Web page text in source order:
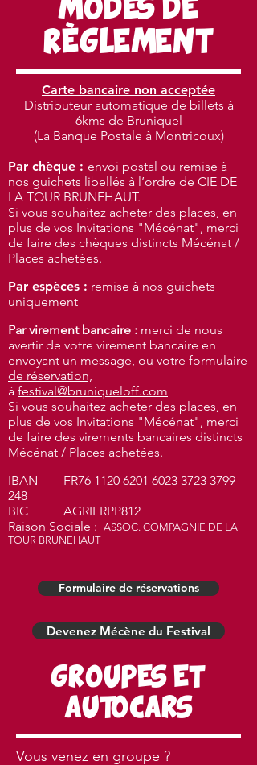
MODES DE
RÈGLEMENT
Carte bancaire non acceptée
Distributeur automatique de billets à
6kms de Bruniquel​
(La Banque Postale à Montricoux)
Par chèque : envoi postal ou remise à
nos guichets libellés à l’ordre de CIE DE
LA TOUR BRUNEHAUT.
Si vous souhaitez acheter des places, en
plus de vos Invitations "Mécénat", merci
de faire des chèques distincts Mécénat /
Places achetées.
Par espèces : remise à nos guichets
uniquement
Par virement bancaire : merci de nous
avertir de votre virement bancaire en
envoyant un message, ou votre formulaire
de réservation,
à festival@bruniqueloff.com
Si vous souhaitez acheter des places, en
plus de vos Invitations "Mécénat", merci
de faire des virements bancaires distincts
Mécénat / Places achetées.
IBAN FR76 1120 6201 6023 3723 3799
248
BIC AGRIFRPP812
Raison Sociale : ASSOC. COMPAGNIE DE LA
TOUR BRUNEHAUT
Formulaire de réservations
Devenez Mécène du Festival
GROUPES ET
AUTOCARS
Vous venez en groupe ?